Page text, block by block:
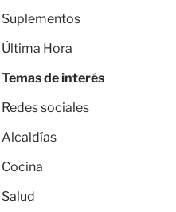
Suplementos
Última Hora
Temas de interés
Redes sociales
Alcaldías
Cocina
Salud